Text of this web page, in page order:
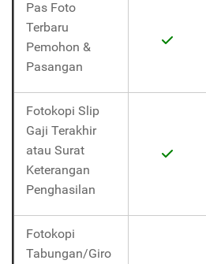
Pas Foto
Terbaru
Pemohon &
Pasangan
Fotokopi Slip
Gaji Terakhir
atau Surat
Keterangan
Penghasilan
Fotokopi
Tabungan/Giro